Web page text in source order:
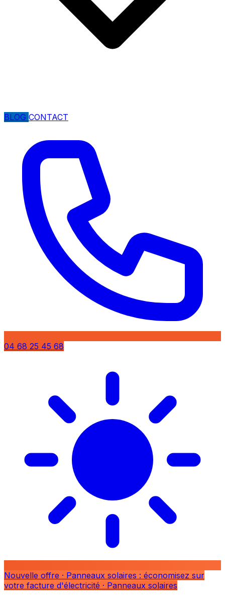
BLOG CONTACT
04 68 25 45 68
Nouvelle offre · Panneaux solaires : économisez sur
votre facture d'électricité · Panneaux solaires